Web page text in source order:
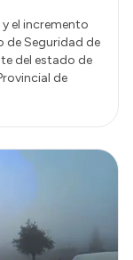
el incremento
de Seguridad de
del estado de
de